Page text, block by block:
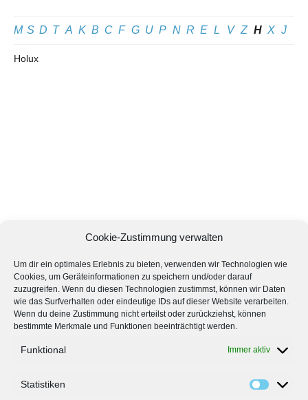
Cookie-Zustimmung verwalten
Um dir ein optimales Erlebnis zu bieten, verwenden wir Technologien wie
Cookies, um Geräteinformationen zu speichern und/oder darauf
zuzugreifen. Wenn du diesen Technologien zustimmst, können wir Daten
wie das Surfverhalten oder eindeutige IDs auf dieser Website verarbeiten.
Wenn du deine Zustimmung nicht erteilst oder zurückziehst, können
bestimmte Merkmale und Funktionen beeinträchtigt werden.
Funktional Immer aktiv
Statistiken
M S D T A K B C F G U P N R E L V Z H X J
Holux